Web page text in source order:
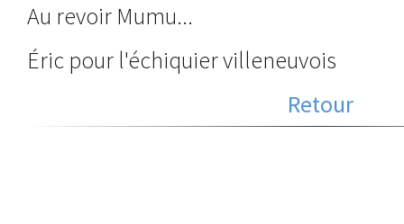
Au revoir Mumu...
Éric pour l'échiquier villeneuvois
Retour